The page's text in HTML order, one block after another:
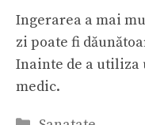
Ingerarea a mai
zi poate fi
Inainte de a utiliza
medic.